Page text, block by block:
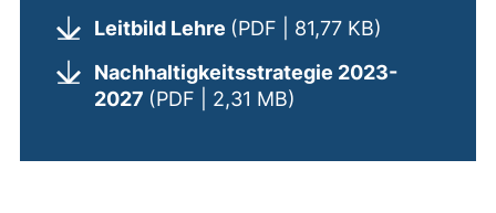
Leitbild Lehre (PDF | 81,77 KB)
Nachhaltigkeitsstrategie 2023-
2027 (PDF | 2,31 MB)